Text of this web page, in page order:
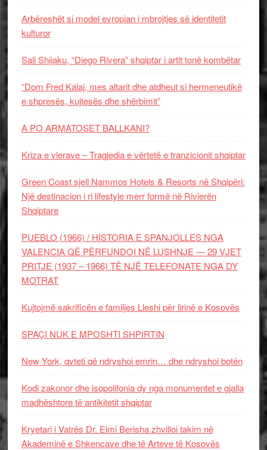
Arbëreshët si model evropian i mbrojtjes së identitetit
kulturor
Sali Shijaku, “Diego Rivera” shqiptar i artit tonë kombëtar
“Dom Fred Kalaj, mes altarit dhe atdheut si hermeneutikë
e shpresës, kujtesës dhe shërbimit”
A PO ARMATOSET BALLKANI?
Kriza e vlerave – Tragjedia e vërtetë e tranzicionit shqiptar
Green Coast sjell Nammos Hotels & Resorts në Shqipëri:
Një destinacion i ri lifestyle merr formë në Rivierën
Shqiptare
PUEBLO (1966) / HISTORIA E SPANJOLLES NGA
VALENCIA QË PËRFUNDOI NË LUSHNJE — 29 VJET
PRITJE (1937 – 1966) TË NJË TELEFONATE NGA DY
MOTRAT
Kujtojmë sakrificën e familjes Lleshi për lirinë e Kosovës
SPAÇI NUK E MPOSHTI SHPIRTIN
New York, qyteti që ndryshoi emrin… dhe ndryshoi botën
Kodi zakonor dhe isopolifonia dy nga monumentet e gjalla
madhështore të antikitetit shqiptar
Kryetari i Vatrës Dr. Elmi Berisha zhvilloi takim në
Akademinë e Shkencave dhe të Arteve të Kosovës